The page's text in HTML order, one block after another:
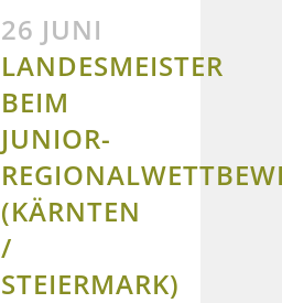
26 JUNI
LANDESMEISTER
BEIM
JUNIOR-
(KÄRNTEN
/
STEIERMARK)